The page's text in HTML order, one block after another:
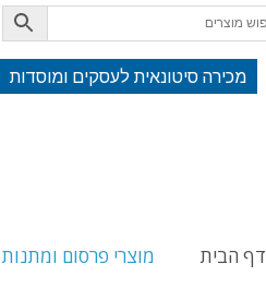
מכירה סיטונאית לעסקים ומוסדות
דף הבית מוצרי פרסום ומתנות